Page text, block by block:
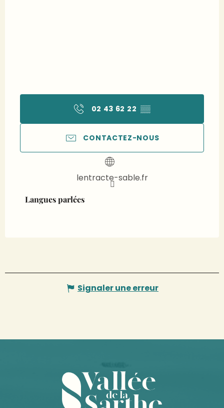
02 43 62 22 ▒▒
CONTACTEZ-NOUS
lentracte-sable.fr
Langues parlées
Langues parlées
Signaler une erreur